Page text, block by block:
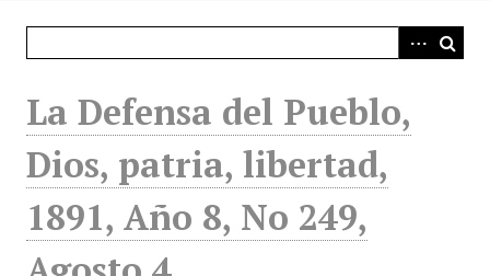
La Defensa del Pueblo,
Dios, patria, libertad,
1891, Año 8, No 249,